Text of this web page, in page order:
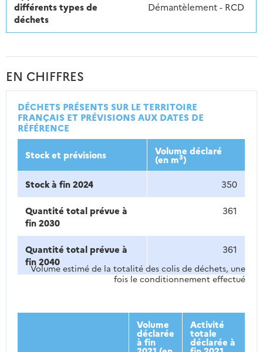
différents types de
déchets
Démantèlement - RCD
EN CHIFFRES
DÉCHETS PRÉSENTS SUR LE TERRITOIRE
FRANÇAIS ET PRÉVISIONS AUX DATES DE
RÉFÉRENCE
Stock et prévisions Volume déclaré
(en m3)
Stock à fin 2024
350
Quantité total prévue à
fin 2030
361
Quantité total prévue à
fin 2040
361
Volume estimé de la totalité des colis de déchets, une
fois le conditionnement effectué
Volume
déclarée
à fin
Activité
totale
déclarée à